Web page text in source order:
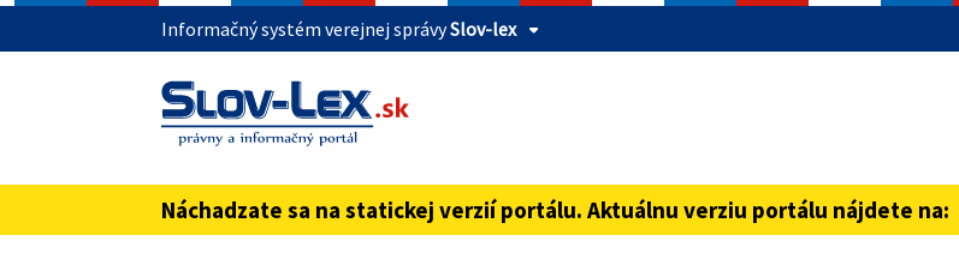
Informačný systém verejnej správySlov-lex
Táto stránka je zabezpečená
Buďte pozorní a vždy sa uistite, že zdieľate informácie iba cez zabezpečenú
pred názvom domény webového sídla.
Náchadzate sa na statickej verzií portálu. Aktuálnu verziu portálu nájdete na: